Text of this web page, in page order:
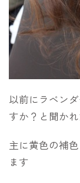
以前にラベン
すか？と聞か
主に黄色の補
ます